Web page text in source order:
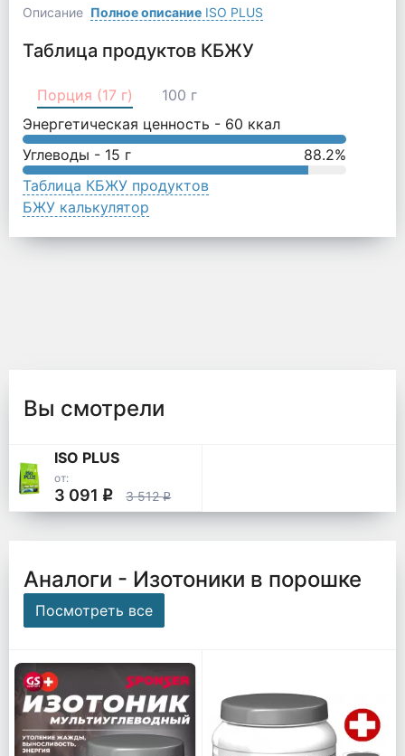
Описание Полное описаниеISO PLUS
Таблица продуктов КБЖУ
Порция (17 г)
100 г
Энергетическая ценность - 60 ккал
Углеводы - 15 г 88.2%
Таблица КБЖУ продуктов
БЖУ калькулятор
Вы смотрели
ISO PLUS
от:
3 091 q 3 512q
Аналоги - Изотоники в порошке
Посмотреть все